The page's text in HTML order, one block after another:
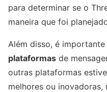
para determinar se o
maneira que foi
Além disso, é
plataformas de
outras plataformas
melhores ou inovadoras,